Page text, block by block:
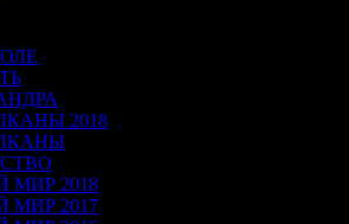
2018
МИР 2018
МИР 2017